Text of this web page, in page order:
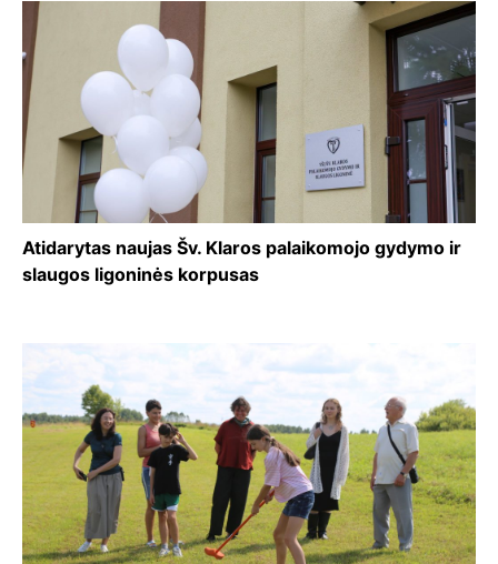
Atidarytas naujas Šv. Klaros palaikomojo gydymo ir
slaugos ligoninės korpusas